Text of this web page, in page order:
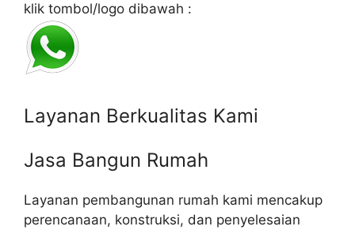
klik tombol/logo dibawah :
Layanan Berkualitas Kami
Jasa Bangun Rumah
Layanan pembangunan rumah kami mencakup
perencanaan, konstruksi, dan penyelesaian